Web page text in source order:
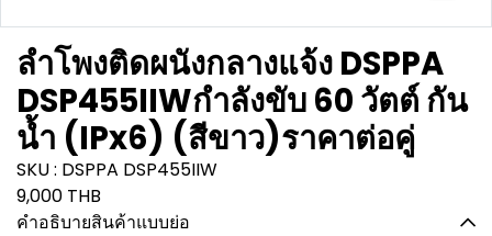
ลำโพงติดผนังกลางแจ้ง DSPPA
DSP455IIWกำลังขับ 60 วัตต์ กัน
น้ำ (IPx6) (สีขาว)ราคาต่อคู่
SKU : DSPPA DSP455IIW
9,000 THB
คำอธิบายสินค้าแบบย่อ